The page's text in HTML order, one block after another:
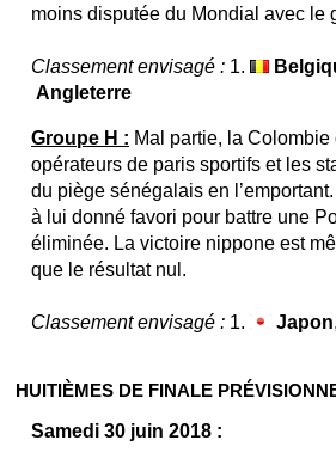
moins disputée du Mondial avec le
Classement envisagé : 1.
Angleterre
Groupe H : Mal partie, la
opérateurs de paris sportifs et les
du piège sénégalais en
à lui donné favori pour battre une
éliminée. La victoire nippone est
que le résultat nul.
Classement envisagé : 1. Japon
HUITIÈMES DE FINALE
Samedi 30 juin 2018 :